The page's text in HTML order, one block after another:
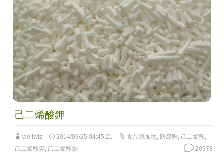
己二烯酸鉀
wellwiz 2014/03/25 04:45:21 食品添加物, 防腐劑 , 己二烯酸,
己二烯酸鉀, 己二烯酸鈉 20978